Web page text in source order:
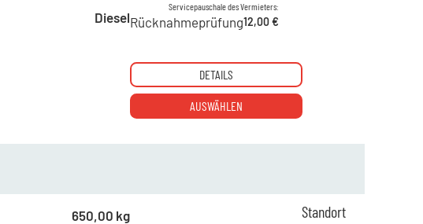
Diesel
Servicepauschale des Vermieters:
Rücknahmeprüfung12,00 €
DETAILS
AUSWÄHLEN
650,00 kg
Standort